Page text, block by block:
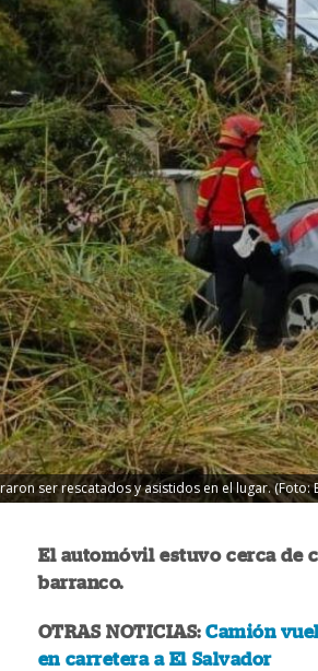
ser rescatados y asistidos en el lugar. (Foto:
El automóvil estuvo cerca de
barranco.
OTRAS NOTICIAS:Camión
en carretera a El Salvador